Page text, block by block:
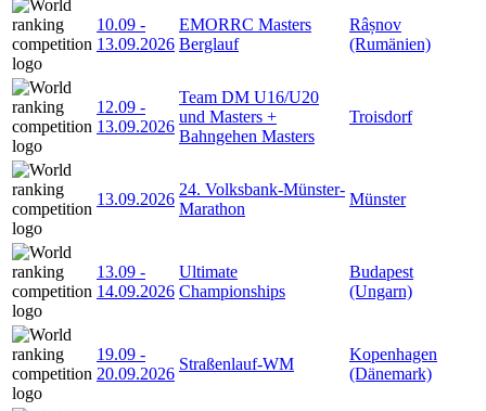
10.09 -
13.09.2026
EMORRC Masters
Berglauf
Râșnov
(Rumänien)
12.09 -
13.09.2026
Team DM U16/U20
und Masters +
Bahngehen Masters
Troisdorf
13.09.2026
24. Volksbank-Münster-
Marathon
Münster
13.09 -
14.09.2026
Ultimate
Championships
Budapest
(Ungarn)
19.09 -
20.09.2026
Straßenlauf-WM
Kopenhagen
(Dänemark)